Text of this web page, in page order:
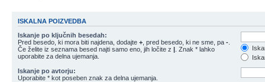
ISKALNA POIZVEDBA
Iskanje po ključnih besedah:
Pred besedo, ki mora biti najdena, dodajte + , pred besedo, ki ne sme, pa -
Če želite iz seznama besed najti samo eno, jih ločite z | . Znak * lahko
uporabite za delna ujemanja.
Iskanje po avtorju:
Uporabite * kot poseben znak za delna ujemanja.